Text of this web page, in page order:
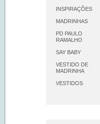
INSPIRAÇÕES
MADRINHAS
PD PAULO
RAMALHO
SAY BABY
VESTIDO DE
MADRINHA
VESTIDOS